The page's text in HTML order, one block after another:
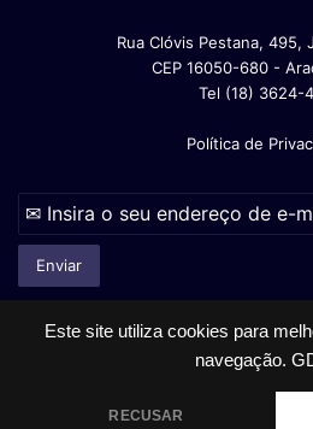
Este site utiliza cookies para
navegação.
RECUSAR
Rua Clóvis Pestana, 495,
CEP 16050-680 -
Tel (18) 3624-
Política de
© Copyright 2026, Todos os